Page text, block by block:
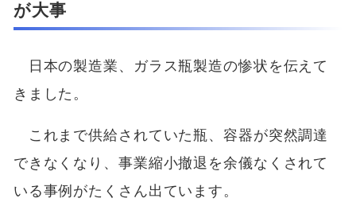
が大事
日本の製造業、ガラス瓶製造の惨状を伝えて
きました。
これまで供給されていた瓶、容器が突然調達
できなくなり、事業縮小撤退を余儀なくされて
いる事例がたくさん出ています。